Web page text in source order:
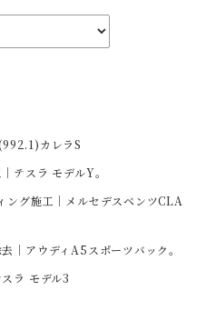
カレラS
テスラ モデルY。
ング施工｜メルセデスベンツCLA
｜アウディA5スポーツバック。
ラ モデル3